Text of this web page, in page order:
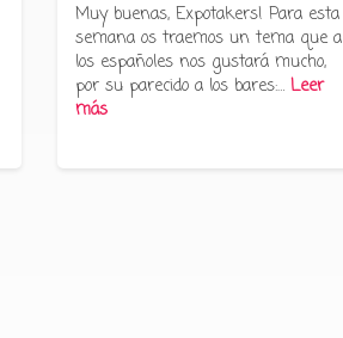
Muy buenas, Expotakers! Para esta
semana os traemos un tema que a
los españoles nos gustará mucho,
por su parecido a los bares:… Leer
más